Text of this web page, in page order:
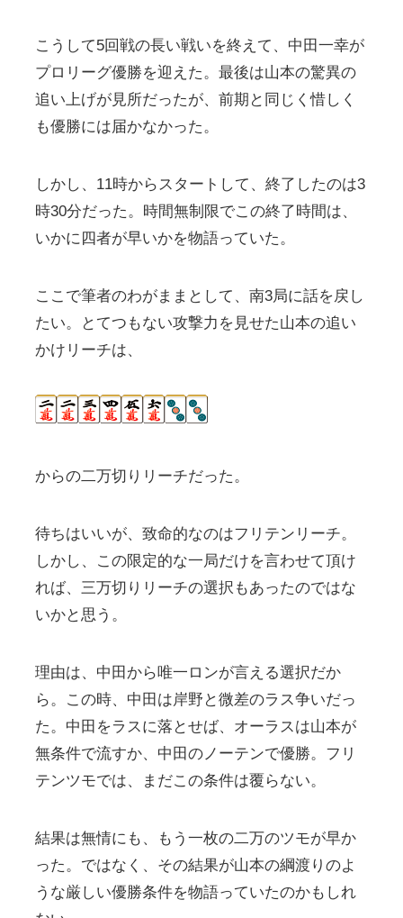
こうして5回戦の長い戦いを終えて、中田一幸が
プロリーグ優勝を迎えた。最後は山本の驚異の
追い上げが見所だったが、前期と同じく惜しく
も優勝には届かなかった。
しかし、11時からスタートして、終了したのは3
時30分だった。時間無制限でこの終了時間は、
いかに四者が早いかを物語っていた。
ここで筆者のわがままとして、南3局に話を戻し
たい。とてつもない攻撃力を見せた山本の追い
かけリーチは、
からの二万切りリーチだった。
待ちはいいが、致命的なのはフリテンリーチ。
しかし、この限定的な一局だけを言わせて頂け
れば、三万切りリーチの選択もあったのではな
いかと思う。
理由は、中田から唯一ロンが言える選択だか
ら。この時、中田は岸野と微差のラス争いだっ
た。中田をラスに落とせば、オーラスは山本が
無条件で流すか、中田のノーテンで優勝。フリ
テンツモでは、まだこの条件は覆らない。
結果は無情にも、もう一枚の二万のツモが早か
った。ではなく、その結果が山本の綱渡りのよ
うな厳しい優勝条件を物語っていたのかもしれ